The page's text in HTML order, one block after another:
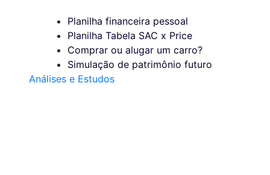
Planilha financeira pessoal
Planilha Tabela SAC x Price
Comprar ou alugar um carro?
Simulação de patrimônio futuro
Análises e Estudos